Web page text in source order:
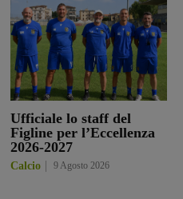
Ufficiale lo staff del
Figline per l’Eccellenza
2026-2027
Calcio 9 Agosto 2026